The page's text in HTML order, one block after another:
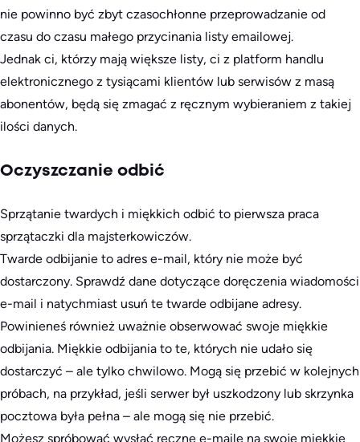
nie powinno być zbyt czasochłonne przeprowadzanie od
czasu do czasu małego przycinania listy emailowej.
Jednak ci, którzy mają większe listy, ci z platform handlu
elektronicznego z tysiącami klientów lub serwisów z masą
abonentów, będą się zmagać z ręcznym wybieraniem z takiej
ilości danych.
Oczyszczanie odbić
Sprzątanie twardych i miękkich odbić to pierwsza praca
sprzątaczki dla majsterkowiczów.
Twarde odbijanie to adres e-mail, który nie może być
dostarczony. Sprawdź dane dotyczące doręczenia wiadomości
e-mail i natychmiast usuń te twarde odbijane adresy.
Powinieneś również uważnie obserwować swoje miękkie
odbijania. Miękkie odbijania to te, których nie udało się
dostarczyć – ale tylko chwilowo. Mogą się przebić w kolejnych
próbach, na przykład, jeśli serwer był uszkodzony lub skrzynka
pocztowa była pełna – ale mogą się nie przebić.
Możesz spróbować wysłać ręczne e-maile na swoje miękkie